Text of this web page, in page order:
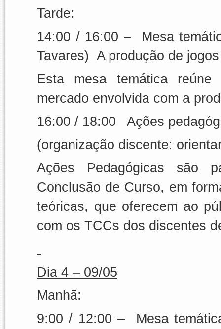
Tarde:
14:00 / 16:00 –
Mesa
Tavares) A produção de
Esta mesa temática
mercado envolvida com a
16:00 / 18:00 Ações
(organização discente:
Ações Pedagógicas são
Conclusão de Curso, em
teóricas, que oferecem ao
com os TCCs dos discentes
Dia 4 – 09/05
Manhã:
9:00 / 12:00 –
Mesa